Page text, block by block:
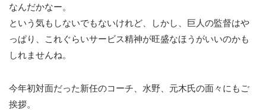
なんだかなー。
という気もしないでもないけれど、しかし、巨人の監督はや
っぱり、これぐらいサービス精神が旺盛なほうがいいのかも
しれませんね。
今年初対面だった新任のコーチ、水野、元木氏の面々にもご
挨拶。